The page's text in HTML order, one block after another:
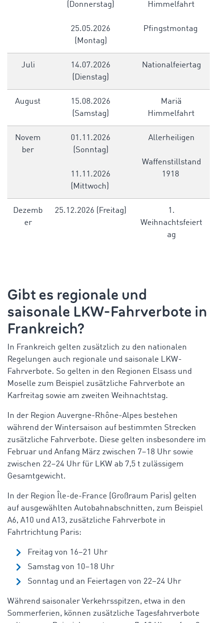
(Donnerstag)
25.05.2026
(Montag)
Himmelfahrt
Pfingstmontag
Juli
14.07.2026
(Dienstag)
Nationalfeiertag
August
15.08.2026
(Samstag)
Mariä
Himmelfahrt
Novem
ber
01.11.2026
(Sonntag)
11.11.2026
(Mittwoch)
Allerheiligen
Waffenstillstand
1918
Dezemb
er
25.12.2026 (Freitag)
1.
Weihnachtsfeiert
ag
Gibt es regionale und
saisonale LKW-Fahrverbote in
Frankreich?
In Frankreich gelten zusätzlich zu den nationalen
Regelungen auch regionale und saisonale LKW-
Fahrverbote. So gelten in den Regionen Elsass und
Moselle zum Beispiel zusätzliche Fahrverbote an
Karfreitag sowie am zweiten Weihnachtstag.
In der Region Auvergne-Rhône-Alpes bestehen
während der Wintersaison auf bestimmten Strecken
zusätzliche Fahrverbote. Diese gelten insbesondere im
Februar und Anfang März zwischen 7–18 Uhr sowie
zwischen 22–24 Uhr für LKW ab 7,5 t zulässigem
Gesamtgewicht.
In der Region Île-de-France (Großraum Paris) gelten
auf ausgewählten Autobahnabschnitten, zum Beispiel
A6, A10 und A13, zusätzliche Fahrverbote in
Fahrtrichtung Paris:
Freitag von 16–21 Uhr
Samstag von 10–18 Uhr
Sonntag und an Feiertagen von 22–24 Uhr
Während saisonaler Verkehrsspitzen, etwa in den
Sommerferien, können zusätzliche Tagesfahrverbote